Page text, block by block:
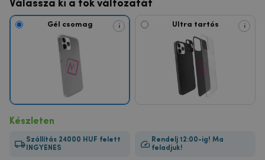
Válassza ki a tok változatát
Gél csomag i Ultra tartós i
Készleten
Szállítás 24000 HUF felett
INGYENES
Rendelj 12:00-ig! Ma
feladjuk!